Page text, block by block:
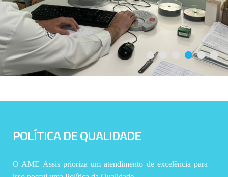
POLÍTICA DE QUALIDADE
O AME Assis prioriza um atendimento de excelência para